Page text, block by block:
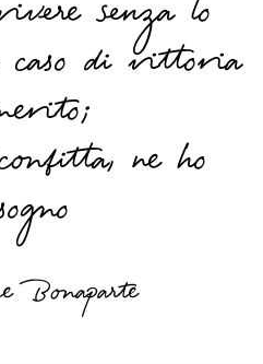
senza lo
caso di vittoria
ne ho
Bonaparte